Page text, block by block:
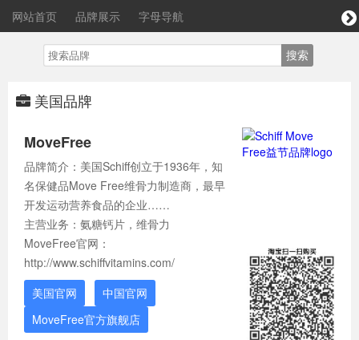
网站首页 品牌展示 字母导航
美国品牌
MoveFree
品牌简介：美国Schiff创立于1936年，知
名保健品Move Free维骨力制造商，最早
开发运动营养食品的企业……
主营业务：氨糖钙片，维骨力
MoveFree官网：
http://www.schiffvitamins.com/
美国官网
中国官网
MoveFree官方旗舰店